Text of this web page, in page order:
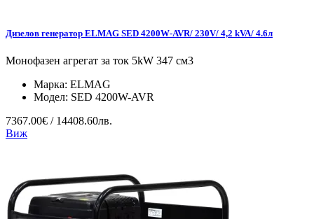
Дизелов генератор ELMAG SED 4200W-AVR/ 230V/ 4,2 kVA/ 4.6л
Монофазен агрегат за ток 5kW 347 см3
Марка: ELMAG
Модел: SED 4200W-AVR
7367.00€ / 14408.60лв.
Виж